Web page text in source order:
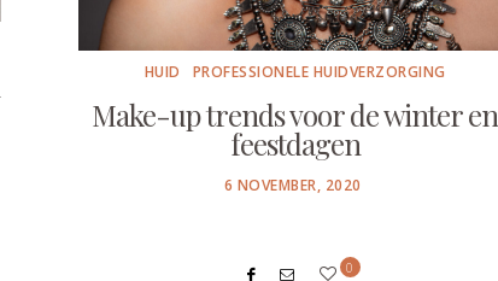
HUID PROFESSIONELE HUIDVERZORGING
Make-up trends voor de winter en
feestdagen
POSTED
6 NOVEMBER, 2020
0